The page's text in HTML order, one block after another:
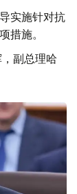
实施针对抗
措施。
副总理哈